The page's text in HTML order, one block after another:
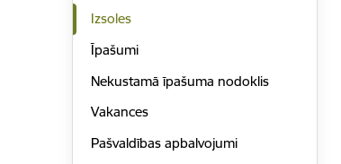
Izsoles
Īpašumi
Nekustamā īpašuma nodoklis
Vakances
Pašvaldības apbalvojumi